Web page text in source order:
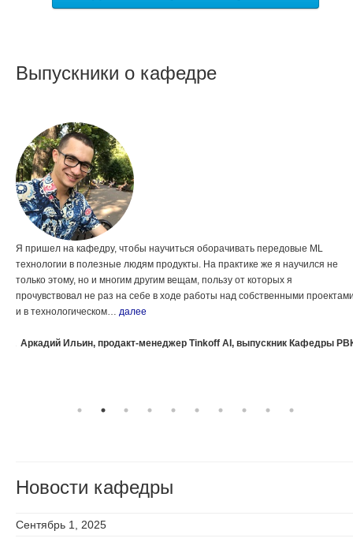
Выпускники о кафедре
Я пришел на кафедру, чтобы научиться оборачивать передовые ML
технологии в полезные людям продукты. На практике же я научился не
только этому, но и многим другим вещам, пользу от которых я
прочувствовал не раз на себе в ходе работы над собственными
и в технологическом… далее
Аркадий Ильин, продакт-менеджер Tinkoff AI, выпускник Кафедры
Новости кафедры
Сентябрь 1, 2025